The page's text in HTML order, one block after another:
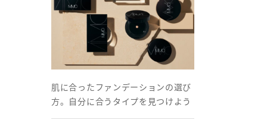
肌に合ったファンデーションの選び
方。自分に合うタイプを見つけよう